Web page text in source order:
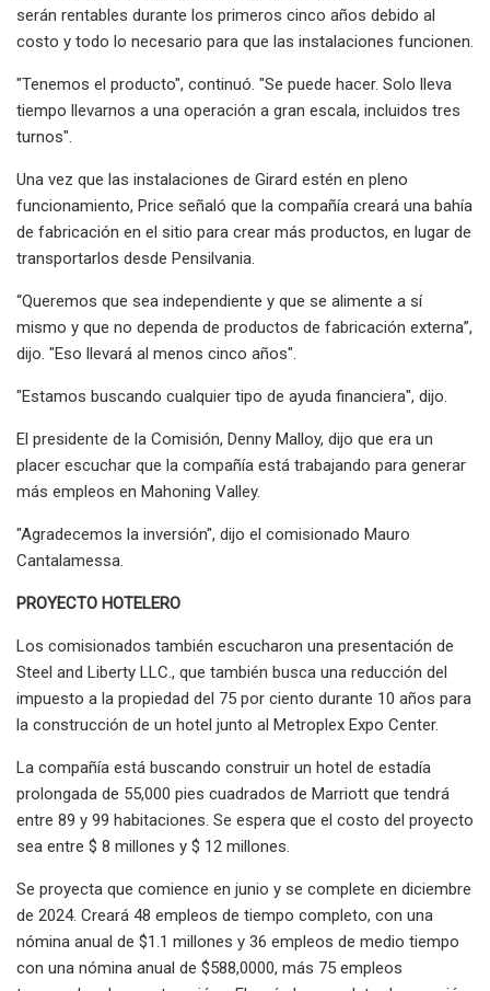
serán rentables durante los primeros cinco años debido al
costo y todo lo necesario para que las instalaciones funcionen.
"Tenemos el producto", continuó. "Se puede hacer. Solo lleva
tiempo llevarnos a una operación a gran escala, incluidos tres
turnos".
Una vez que las instalaciones de Girard estén en pleno
funcionamiento, Price señaló que la compañía creará una bahía
de fabricación en el sitio para crear más productos, en lugar de
transportarlos desde Pensilvania.
“Queremos que sea independiente y que se alimente a sí
mismo y que no dependa de productos de fabricación externa”,
dijo. "Eso llevará al menos cinco años".
"Estamos buscando cualquier tipo de ayuda financiera", dijo.
El presidente de la Comisión, Denny Malloy, dijo que era un
placer escuchar que la compañía está trabajando para generar
más empleos en Mahoning Valley.
"Agradecemos la inversión", dijo el comisionado Mauro
Cantalamessa.
PROYECTO HOTELERO
Los comisionados también escucharon una presentación de
Steel and Liberty LLC., que también busca una reducción del
impuesto a la propiedad del 75 por ciento durante 10 años para
la construcción de un hotel junto al Metroplex Expo Center.
La compañía está buscando construir un hotel de estadía
prolongada de 55,000 pies cuadrados de Marriott que tendrá
entre 89 y 99 habitaciones. Se espera que el costo del proyecto
sea entre $ 8 millones y $ 12 millones.
Se proyecta que comience en junio y se complete en diciembre
de 2024. Creará 48 empleos de tiempo completo, con una
nómina anual de $1.1 millones y 36 empleos de medio tiempo
con una nómina anual de $588,0000, más 75 empleos